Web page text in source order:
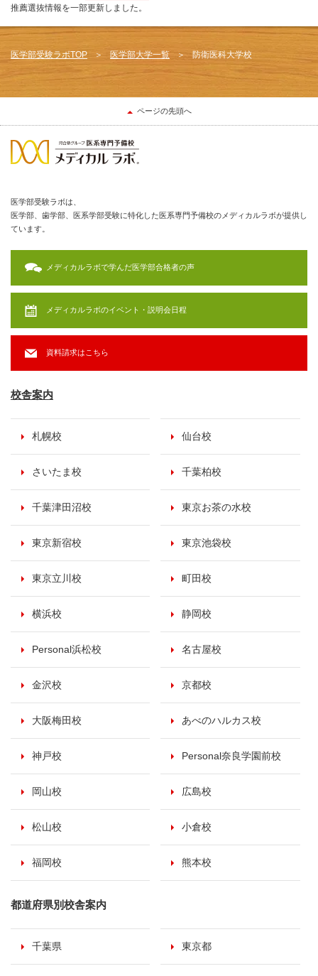
推薦選抜情報を一部更新しました。
医学部受験ラボTOP 医学部大学一覧 防衛医科大学校
ページの先頭へ
医学部受験ラボは、
医学部、歯学部、医系学部受験に特化した医系専門予備校のメディカルラボが提供し
ています。
メディカルラボで学んだ医学部合格者の声
メディカルラボのイベント・説明会日程
資料請求はこちら
校舎案内
札幌校 仙台校
さいたま校 千葉柏校
千葉津田沼校 東京お茶の水校
東京新宿校 東京池袋校
東京立川校 町田校
横浜校 静岡校
Personal浜松校 名古屋校
金沢校 京都校
大阪梅田校 あべのハルカス校
神戸校 Personal奈良学園前校
岡山校 広島校
松山校 小倉校
福岡校 熊本校
都道府県別校舎案内
千葉県 東京都